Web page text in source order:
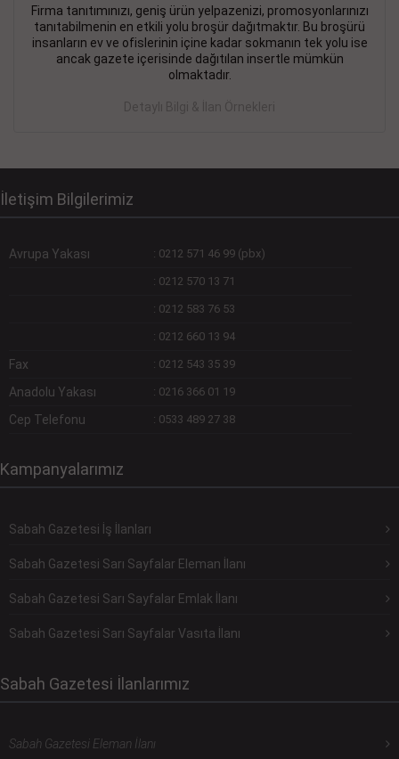
Firma tanıtımınızı, geniş ürün yelpazenizi, promosyonlarınızı
tanıtabilmenin en etkili yolu broşür dağıtmaktır. Bu broşürü
insanların ev ve ofislerinin içine kadar sokmanın tek yolu ise
ancak gazete içerisinde dağıtılan insertle mümkün
olmaktadır.
Detaylı Bilgi & İlan Örnekleri
İletişim Bilgilerimiz
Avrupa Yakası : 0212 571 46 99 (pbx)
: 0212 570 13 71
: 0212 583 76 53
: 0212 660 13 94
Fax : 0212 543 35 39
Anadolu Yakası : 0216 366 01 19
Cep Telefonu : 0533 489 27 38
Kampanyalarımız
Sabah Gazetesi İş İlanları
Sabah Gazetesi Sarı Sayfalar Eleman İlanı
Sabah Gazetesi Sarı Sayfalar Emlak İlanı
Sabah Gazetesi Sarı Sayfalar Vasıta İlanı
Sabah Gazetesi İlanlarımız
Sabah Gazetesi Eleman İlanı
DEVREMÜLK KİRALIK İlanı- 11.09.2018
SİNYE Tekstile Şoförlüğü olan 35 yaşını aşmamış, Depo
elemanı alınacaktır. Osmanbey, Şişli